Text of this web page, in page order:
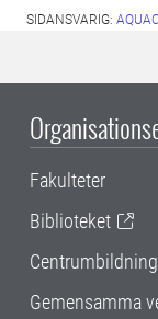
SIDANSVARIG:
Fakulteter
Biblioteket
Gemensamma